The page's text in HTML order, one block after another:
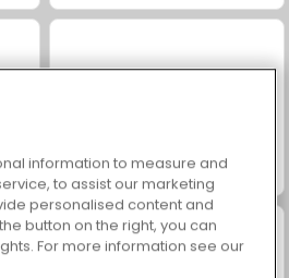
Trollface Quest: USA 2
information to measure and
to assist our marketing
personalised content and
button on the right, you can
For more information see our